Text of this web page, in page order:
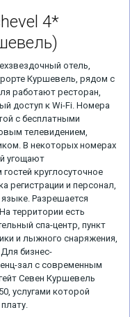
4*
отель,
Куршевель, рядом с
работают ресторан,
доступ к Wi-Fi. Номера
с бесплатными
телевидением,
В некоторых номерах
угощают
круглосуточное
регистрации и персонал,
Разрешается
территории есть
спа-центр, пункт
и лыжного снаряжения,
бизнес-
зал с современным
Севен Куршевель
услугами которой